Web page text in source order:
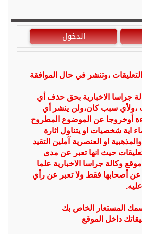
الدخول
،وتنشر في حال الموافقة
جراسا الاخبارية بحق حذف أي
سبب كان،ولن ينشر أي
أوخروجا عن الموضوع المطروح
اية شخصيات او يتناول اثارة
او العنصرية آملين التقيد
حيث انها تعبر عن مدى
وكالة جراسا الاخبارية علما
عن أصحابها فقط ولا تعبر عن رأي
المستعار الخاص بك
داخل الموقع